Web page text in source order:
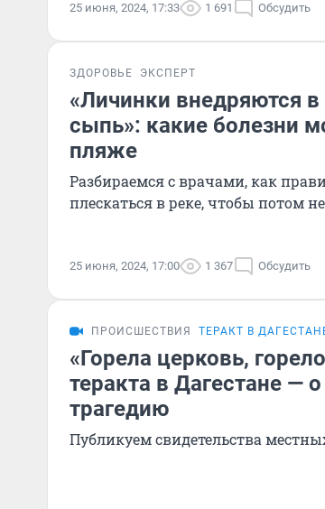
25 июня, 2024, 17:33 1 691 Обсудить
ЗДОРОВЬЕ ЭКСПЕРТ
«Личинки внедряются
сыпь»: какие болезни
пляже
Разбираемся с врачами, как
плескаться в реке, чтобы потом
25 июня, 2024, 17:00 1 367 Обсудить
ПРОИСШЕСТВИЯ ТЕРАКТ В
«Горела церковь,
теракта в Дагестане —
трагедию
Публикуем свидетельства